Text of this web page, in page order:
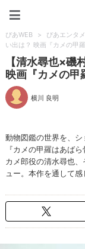
ぴあWEB > ぴあエンタメ
い出は？ 映画『カメの甲
【清水尋也×磯
映画『カメの
横川 良明
動物図鑑の世界を、
『カメの甲羅はあば
カメ郎役の清水尋也
ュー。本作を通して感